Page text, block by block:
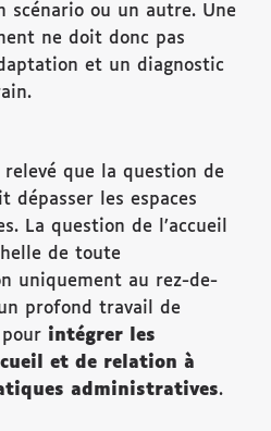
ou un autre. Une
ne doit donc pas
et un diagnostic
que la question de
dépasser les espaces
La question de l’accueil
de toute
uniquement au rez-de-
profond travail de
intégrer les
et de relation à
administratives.